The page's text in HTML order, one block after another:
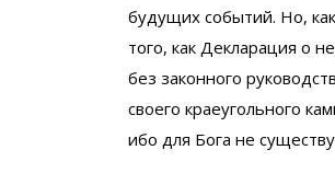
будущих событий. Но,
того, как Декларация о
без законного
своего краеугольного
ибо для Бога не